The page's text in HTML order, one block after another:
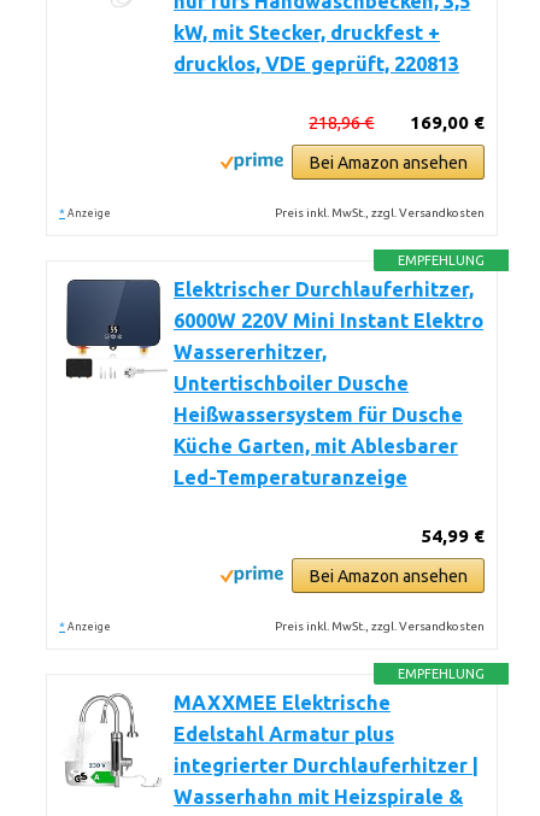
kW, mit Stecker, druckfest +
drucklos, VDE geprüft, 220813
169,00 €
218,96 €
Bei Amazon ansehen
* Anzeige Preis inkl. MwSt., zzgl. Versandkosten
EMPFEHLUNG
Elektrischer Durchlauferhitzer,
6000W 220V Mini Instant Elektro
Wassererhitzer,
Untertischboiler Dusche
Heißwassersystem für Dusche
Küche Garten, mit Ablesbarer
Led-Temperaturanzeige
54,99 €
Bei Amazon ansehen
* Anzeige Preis inkl. MwSt., zzgl. Versandkosten
EMPFEHLUNG
MAXXMEE Elektrische
Edelstahl Armatur plus
integrierter Durchlauferhitzer |
Wasserhahn mit Heizspirale &